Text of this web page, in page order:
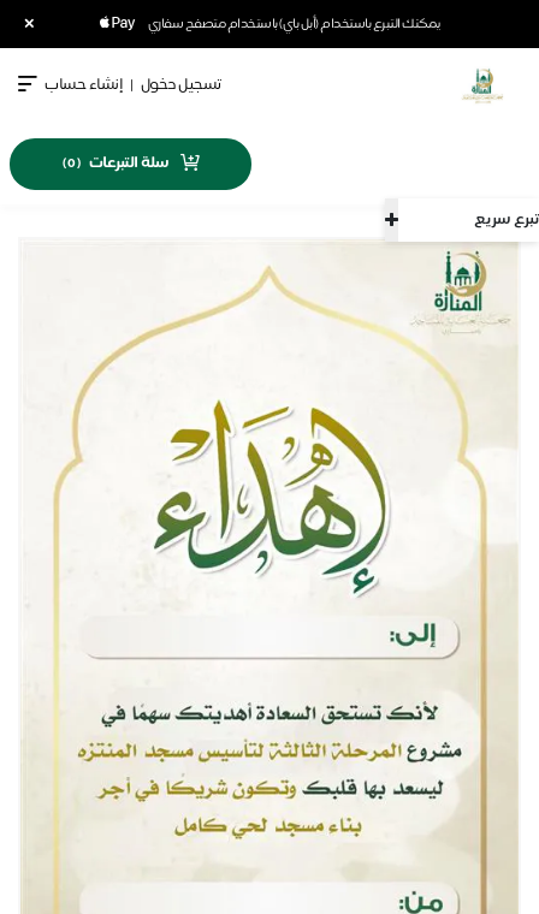
يمكنك التبرع باستخدام (أبل باي) باستخدام متصفح سفاري ×
تبرع سريع
تسجيل دخول | إنشاء حساب
سلة التبرعات (
0
)